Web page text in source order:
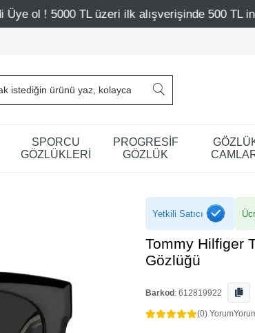
ilk alışverişinde 500 TL indirim
SPORCU
GÖZLÜKLERİ
PROGRESİF
GÖZLÜK
Yetkili Satıcı
Tommy Hilfiger
Gözlüğü
Barkod : 612819922
(0) Yorum